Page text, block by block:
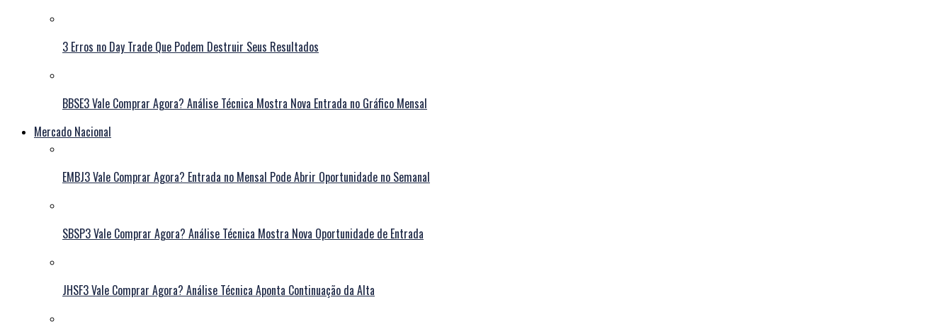
3 Erros no Day Trade Que Podem Destruir Seus Resultados
BBSE3 Vale Comprar Agora? Análise Técnica Mostra Nova Entrada no Gráfico Mensal
Mercado Nacional
EMBJ3 Vale Comprar Agora? Entrada no Mensal Pode Abrir Oportunidade no Semanal
SBSP3 Vale Comprar Agora? Análise Técnica Mostra Nova Oportunidade de Entrada
JHSF3 Vale Comprar Agora? Análise Técnica Aponta Continuação da Alta